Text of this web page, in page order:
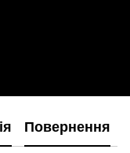
Повернення